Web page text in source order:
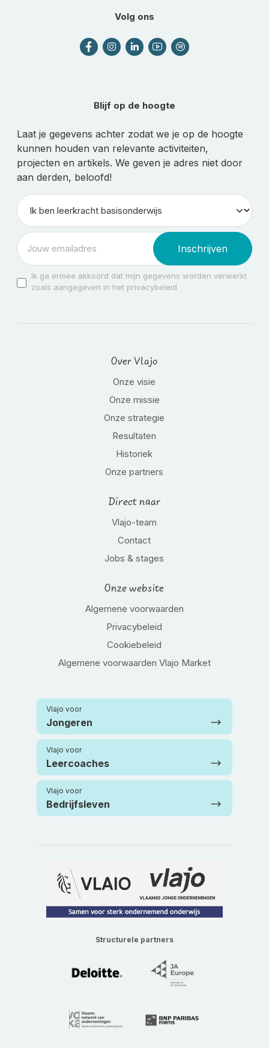
Volg ons
Blijf op de hoogte
Laat je gegevens achter zodat we je op de hoogte
kunnen houden van relevante activiteiten,
projecten en artikels. We geven je adres niet door
aan derden, beloofd!
Inschrijven
Ik ga ermee akkoord dat mijn gegevens worden verwerkt
zoals aangegeven in het privacybeleid
Over Vlajo
Onze visie
Onze missie
Onze strategie
Resultaten
Historiek
Onze partners
Direct naar
Vlajo-team
Contact
Jobs & stages
Onze website
Algemene voorwaarden
Privacybeleid
Cookiebeleid
Algemene voorwaarden Vlajo Market
Vlajo voor
Jongeren
Vlajo voor
Leercoaches
Vlajo voor
Bedrijfsleven
Structurele partners